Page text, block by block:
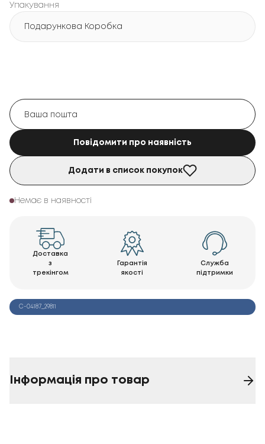
Упакування
Подарункова Коробка
Повідомити про наявність
Додати в список покупок
Немає в наявності
Доставка
з
трекінгом
Гарантія
якості
Служба
підтримки
С-04187_29811
Інформація про товар